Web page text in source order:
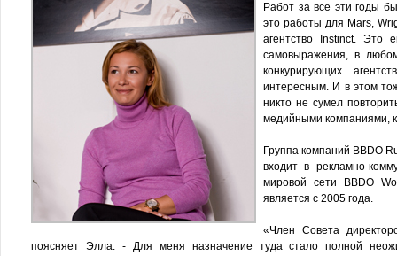
Работ за все эти годы
это работы для Mars,
агентство Instinct. Это
самовыражения, в
конкурирующих
интересным. И в этом
никто не сумел
медийными компаниями,
Группа компаний BBDO
входит в рекламно-
мировой сети BBDO
является с 2005 года.
«Член Совета
поясняет Элла. - Для меня назначение туда стало полной